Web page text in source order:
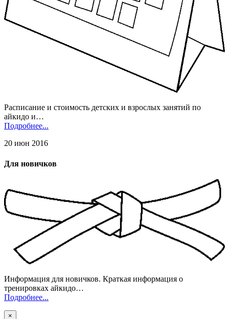
Расписание и стоимость детских и взрослых занятий по
айкидо и…
Подробнее...
20 июн 2016
Для новичков
Информация для новичков. Краткая информация о
тренировках айкидо…
Подробнее...
×